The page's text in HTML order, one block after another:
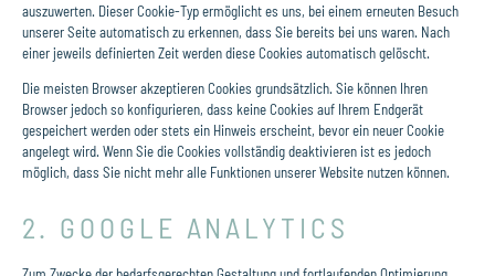
auszuwerten. Dieser Cookie-Typ ermöglicht es uns, bei einem erneuten Besuch
unserer Seite automatisch zu erkennen, dass Sie bereits bei uns waren. Nach
einer jeweils definierten Zeit werden diese Cookies automatisch gelöscht.
Die meisten Browser akzeptieren Cookies grundsätzlich. Sie können Ihren
Browser jedoch so konfigurieren, dass keine Cookies auf Ihrem Endgerät
gespeichert werden oder stets ein Hinweis erscheint, bevor ein neuer Cookie
angelegt wird. Wenn Sie die Cookies vollständig deaktivieren ist es jedoch
möglich, dass Sie nicht mehr alle Funktionen unserer Website nutzen können.
2. GOOGLE ANALYTICS